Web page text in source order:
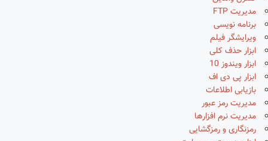
مدیریت FTP
برنامه نویسی
ویرایشگر فیلم
ابزار حذف کلی
ابزار ویندوز 10
ابزار پی دی اف
بازیابی اطلاعات
مدیریت رمز عبور
مدیریت نرم افزارها
رمزنگاری و رمزگشایی